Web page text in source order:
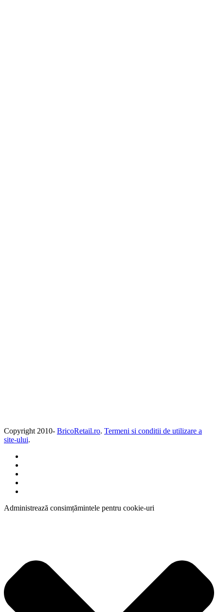
Copyright 2010- BricoRetail.ro. Termeni si conditii de utilizare a
site-ului.
Administrează consimțămintele pentru cookie-uri